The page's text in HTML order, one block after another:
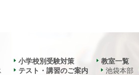
小学校別受験対策
テスト・講習のご案内
教室一覧
池袋本部